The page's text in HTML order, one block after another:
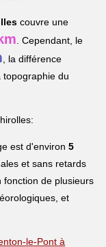
couvre une
. Cependant, le
, la différence
topographie du
est d'environ5
et sans retards
fonction de plusieurs
et
le-Pont à